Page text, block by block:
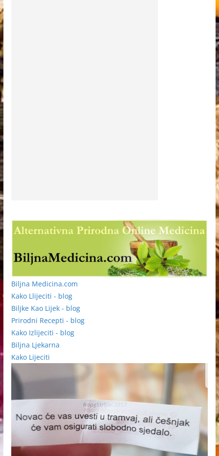
Biljna Medicina.com
Kako Llijeciti - blog
Biljke Kao Lijek - blog
Prirodni Recepti - blog
Kako Izlijeciti - blog
Biljna Ljekarna
Kako Lijeciti